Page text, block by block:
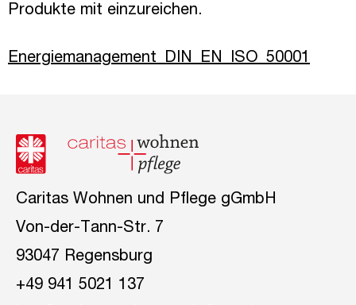
Produkte mit einzureichen.
Energiemanagement_DIN_EN_ISO_50001
Caritas Wohnen und Pflege gGmbH
Von-der-Tann-Str. 7
93047 Regensburg
+49 941 5021 137